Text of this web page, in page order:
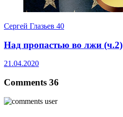
Сергей Глазьев 40
Над пропастью во лжи (ч.2)
21.04.2020
Comments 36